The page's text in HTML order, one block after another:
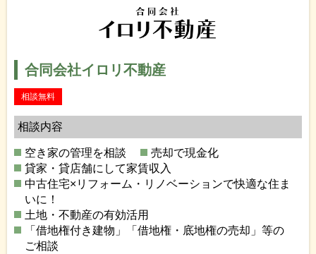
合同会社イロリ不動産
相談無料
相談内容
空き家の管理を相談
売却で現金化
貸家・貸店舗にして家賃収入
中古住宅×リフォーム・リノベーションで快適な住ま
いに！
土地・不動産の有効活用
「借地権付き建物」「借地権・底地権の売却」等の
ご相談